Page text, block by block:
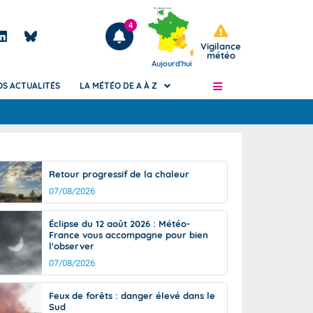
Articles
4
Aujourd'hui
Vigilance
météo
de
Phénomènes dangereux de J+2 à J+7
Avertissement pluies intenses à l'échelle
des communes (Apic)
Bulletins Marine
Bulletins d'estimation du risque
d'avalanche
Météo des forêts
Vigicrues
ACTUALITÉS LA MÉTÉO DE A À Z
Retour progressif de la chaleur
07/08/2026
Éclipse du 12 août 2026 : Météo-
France vous accompagne pour bien
l'observer
07/08/2026
Feux de forêts : danger élevé dans le
Sud